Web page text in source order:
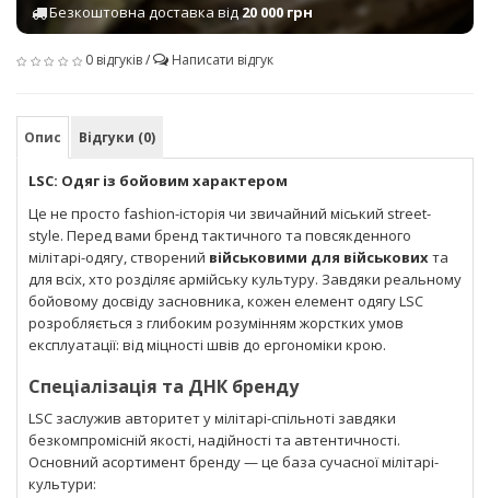
Безкоштовна доставка від20 000 грн
0 відгуків/ Написати відгук
Опис Відгуки (0)
LSC: Одяг із бойовим характером
Це не просто fashion-історія чи звичайний міський street-
style. Перед вами бренд тактичного та повсякденного
мілітарі-одягу, створений військовими для військовихта
для всіх, хто розділяє армійську культуру. Завдяки реальному
бойовому досвіду засновника, кожен елемент одягу LSC
розробляється з глибоким розумінням жорстких умов
експлуатації: від міцності швів до ергономіки крою.
Спеціалізація та ДНК бренду
LSC заслужив авторитет у мілітарі-спільноті завдяки
безкомпромісній якості, надійності та автентичності.
Основний асортимент бренду — це база сучасної мілітарі-
культури: